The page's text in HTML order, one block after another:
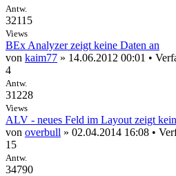
Antw.
32115
Views
BEx Analyzer zeigt keine Daten an
von kaim77 » 14.06.2012 00:01 •
4
Antw.
31228
Views
ALV - neues Feld im Layout zeigt
von overbull » 02.04.2014 16:08 •
15
Antw.
34790